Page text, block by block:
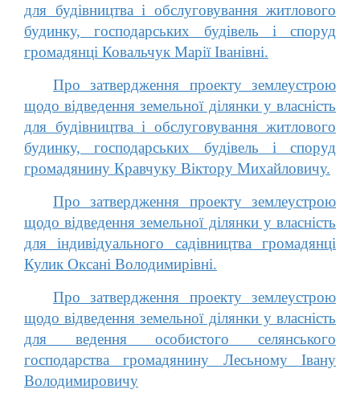
для будівництва і обслуговування житлового
будинку, господарських будівель і споруд
громадянці Ковальчук Марії Іванівні.
Про затвердження проекту землеустрою
щодо відведення земельної ділянки у власність
для будівництва і обслуговування житлового
будинку, господарських будівель і споруд
громадянину Кравчуку Віктору Михайловичу.
Про затвердження проекту землеустрою
щодо відведення земельної ділянки у власність
для індивідуального садівництва громадянці
Кулик Оксані Володимирівні.
Про затвердження проекту землеустрою
щодо відведення земельної ділянки у власність
для ведення особистого селянського
господарства громадянину Лесьному Івану
Володимировичу